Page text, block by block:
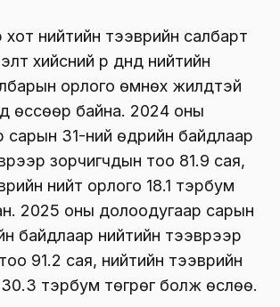
хот нийтийн тээврийн салбарт
хийсний үр дүнд нийтийн
орлого өмнөх жилүүдтэй
өссөөр байна. 2024 оны
сарын 31-ний өдрийн байдлаар
зорчигчдын тоо 81.9 сая,
нийт орлого 18.1 тэрбум
2025 оны долоодугаар сарын
байдлаар нийтийн тээврээр
91.2 сая, нийтийн тээврийн
тэрбум төгрөг болж өслөө.